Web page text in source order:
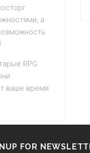
а
RPG
ваше время
FOR